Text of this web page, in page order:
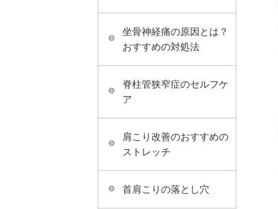
坐骨神経痛の原因とは？
おすすめの対処法
脊柱管狭窄症のセルフケ
ア
肩こり改善のおすすめの
ストレッチ
首肩こりの落とし穴